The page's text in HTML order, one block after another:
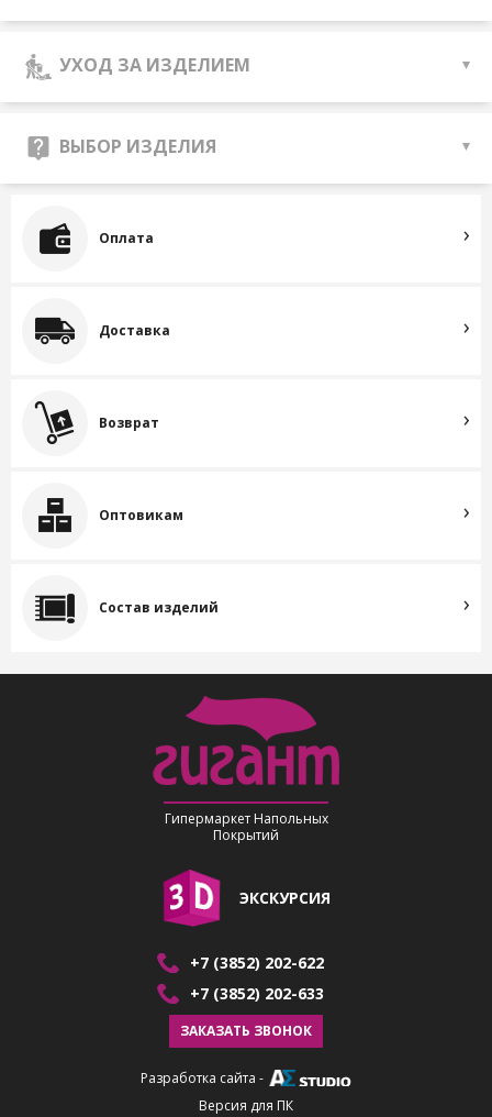
УХОД ЗА ИЗДЕЛИЕМ
ВЫБОР ИЗДЕЛИЯ
Оплата
Доставка
Возврат
Оптовикам
Состав изделий
Гипермаркет Напольных
Покрытий
ЭКСКУРСИЯ
+7 (3852) 202-622
+7 (3852) 202-633
ЗАКАЗАТЬ ЗВОНОК
Разработка сайта -
Версия для ПК